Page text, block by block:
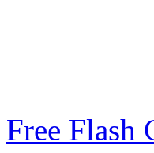
Free Flash